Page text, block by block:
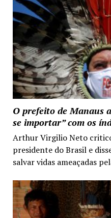
O prefeito de Manaus
se importar” com os
Arthur Virgilio Neto
presidente do Brasil e
salvar vidas ameaçadas